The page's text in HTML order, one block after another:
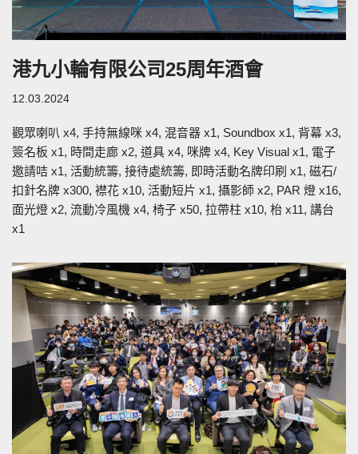
港九小輪有限公司25周年酒會
12.03.2024
觀眾喇叭 x4, 手持無線咪 x4, 混音器 x1, Soundbox x1, 背幕 x3,
簽名板 x1, 時間走廊 x2, 道具 x4, 咪牌 x4, Key Visual x1, 電子
邀請咭 x1, 活動統籌, 接待處統籌, 即時活動名牌印刷 x1, 磁石/
扣針名牌 x300, 襟花 x10, 活動短片 x1, 攝影師 x2, PAR 燈 x16,
面光燈 x2, 流動冷風機 x4, 椅子 x50, 拉帶柱 x10, 枱 x11, 講台
x1